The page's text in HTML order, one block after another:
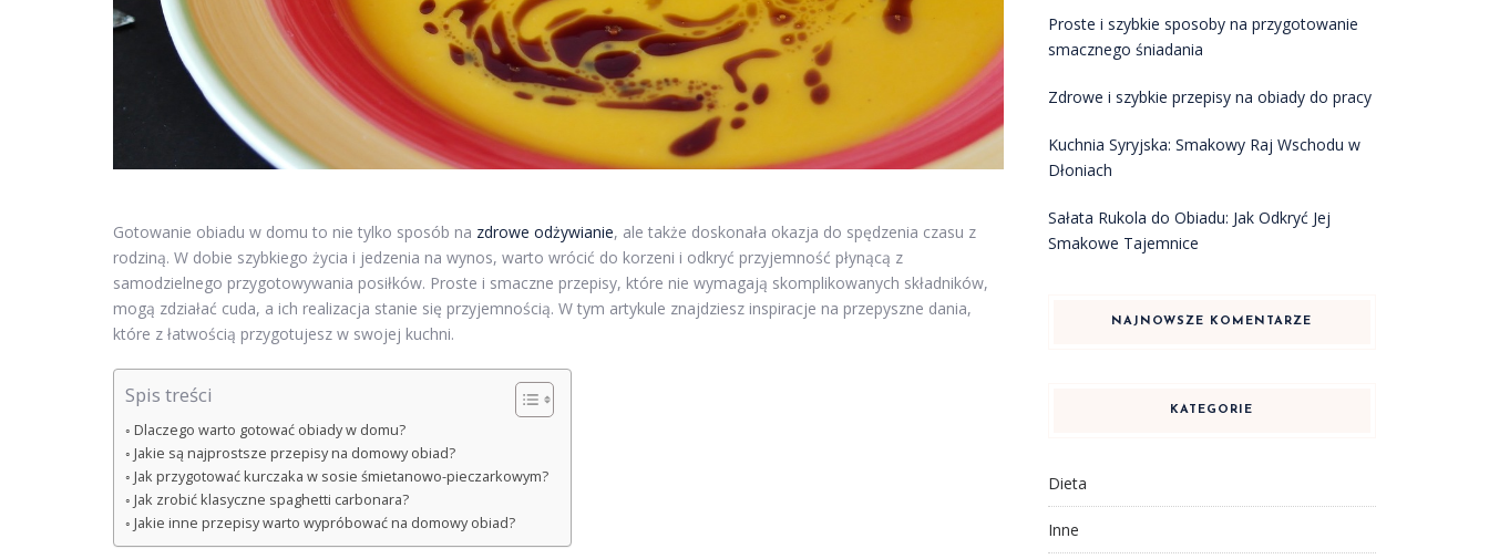
Gotowanie obiadu w domu to nie tylko sposób na zdrowe odżywianie, ale także doskonała okazja do spędzenia czasu z
rodziną. W dobie szybkiego życia i jedzenia na wynos, warto wrócić do korzeni i odkryć przyjemność płynącą z
samodzielnego przygotowywania posiłków. Proste i smaczne przepisy, które nie wymagają skomplikowanych składników,
mogą zdziałać cuda, a ich realizacja stanie się przyjemnością. W tym artykule znajdziesz inspiracje na przepyszne dania,
które z łatwością przygotujesz w swojej kuchni.
Spis treści
Dlaczego warto gotować obiady w domu?
Jakie są najprostsze przepisy na domowy obiad?
Jak przygotować kurczaka w sosie śmietanowo-pieczarkowym?
Jak zrobić klasyczne spaghetti carbonara?
Jakie inne przepisy warto wypróbować na domowy obiad?
Proste i szybkie sposoby na przygotowanie
smacznego śniadania
Zdrowe i szybkie przepisy na obiady do pracy
Kuchnia Syryjska: Smakowy Raj Wschodu w
Dłoniach
Sałata Rukola do Obiadu: Jak Odkryć Jej
Smakowe Tajemnice
NAJNOWSZE KOMENTARZE
KATEGORIE
Dieta
Inne